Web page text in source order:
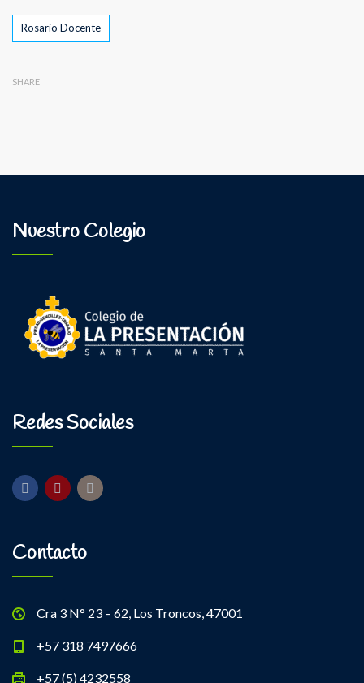
Tags
Rosario Docente
SHARE
Nuestro Colegio
Redes Sociales
Contacto
Cra 3 N° 23 – 62, Los Troncos, 47001
+57 318 7497666
+57 (5) 4232558